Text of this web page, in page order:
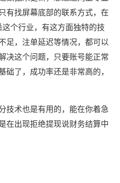
有找屏幕底部的联系方式，在
个行业，有这方面独特的技
足，注单延迟等情况，都可以
决这个问题，只要账号能正常
础了，成功率还是非常高的，
技术也是有用的，能在你着急
在出现拒绝提现说财务结算中